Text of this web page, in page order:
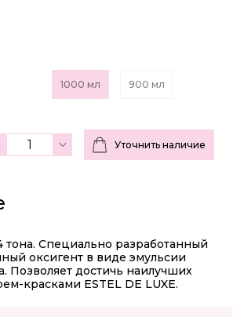
1000 мл 900 мл
Уточнить наличие
тона. Специально разработанный
оксигент в виде эмульсии
Позволяет доcтичь наилучших
красками ESTEL DE LUXE.